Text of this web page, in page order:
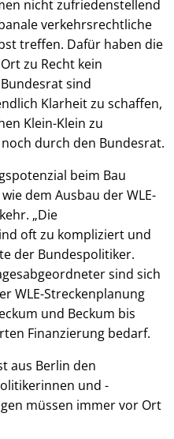
nicht zufriedenstellend
verkehrsrechtliche
treffen. Dafür haben die
zu Recht kein
sind
Klarheit zu schaffen,
Klein-Klein zu
durch den Bundesrat.
beim Bau
dem Ausbau der WLE-
„Die
oft zu kompliziert und
der Bundespolitiker.
sind sich
WLE-Streckenplanung
und Beckum bis
Finanzierung bedarf.
aus Berlin den
und -
müssen immer vor Ort